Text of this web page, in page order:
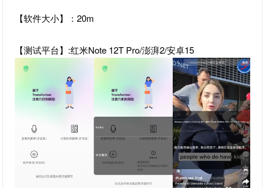
【软件大小】：20m
【测试平台】:红米Note 12T Pro/澎湃2/安卓15